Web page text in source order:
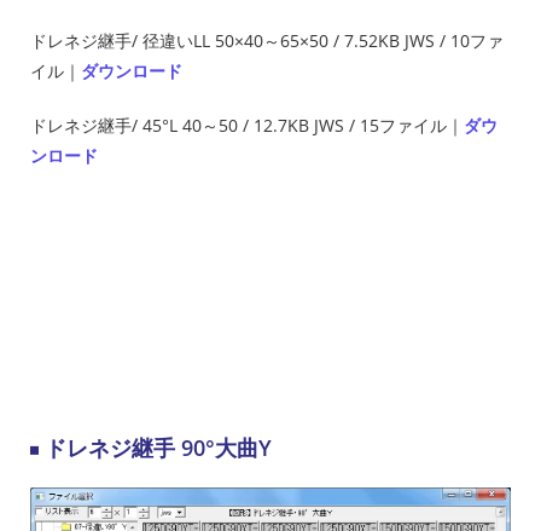
ドレネジ継手/ 径違いLL 50×40～65×50 / 7.52KB JWS / 10ファ
イル｜ ダウンロード
ドレネジ継手/ 45°L 40～50 / 12.7KB JWS / 15ファイル｜ ダウ
ンロード
ドレネジ継手 90°大曲Y